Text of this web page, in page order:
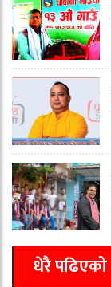
धेरै पढिएको